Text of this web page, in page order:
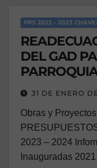
PPS 2022 - 2023
DEL GAD
31 DE ENERO
Obras y
2023 – 2024
Inauguradas